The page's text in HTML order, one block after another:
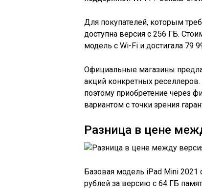
Для покупателей, которым
доступна версия с 256 ГБ.
модель с Wi-Fi и достигала 79
Официальные магазины
акций конкретных реселлеров.
поэтому приобретение через
вариантом с точки зрения
Разница в цене
Базовая модель iPad Mini 2021
рублей за версию с 64 ГБ